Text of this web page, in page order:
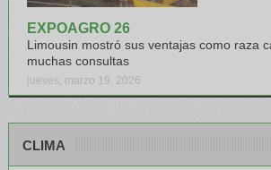
EXPOAGRO 26
Limousin mostró sus ventajas como raza
muchas consultas
jueves, marzo 19, 2026
CLIMA